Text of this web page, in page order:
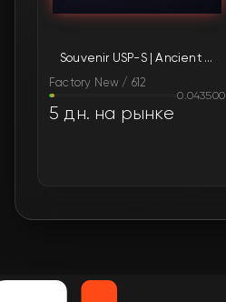
Souvenir USP-S | Ancient Visions (Factory New)
Factory New / 612
0.043500
5 дн. на рынке